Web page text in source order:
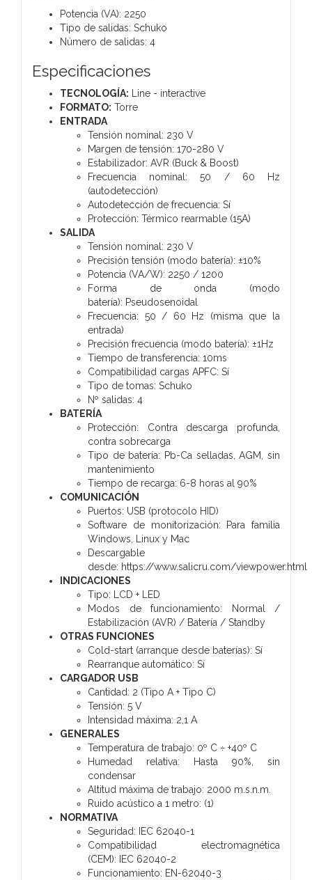
Potencia (VA): 2250
Tipo de salidas: Schuko
Número de salidas: 4
Especificaciones
TECNOLOGÍA:
Line - interactive
FORMATO: Torre
ENTRADA
Tensión nominal: 230 V
Margen de tensión: 170-280 V
Estabilizador: AVR (Buck & Boost)
Frecuencia nominal:50 / 60 Hz
(autodetección)
Autodetección de frecuencia: Sí
Protección: Térmico rearmable (15A)
SALIDA
Tensión nominal: 230 V
Precisión tensión (modo batería): ±10%
Potencia (VA/W): 2250 / 1200
Forma de onda (modo
batería): Pseudosenoidal
Frecuencia: 50 / 60 Hz (misma que la
entrada)
Precisión frecuencia (modo batería): ±1Hz
Tiempo de transferencia: 10ms
Compatibilidad cargas APFC: Sí
Tipo de tomas: Schuko
Nº salidas: 4
BATERÍA
Protección: Contra descarga profunda,
contra sobrecarga
Tipo de batería: Pb-Ca selladas, AGM, sin
mantenimiento
Tiempo de recarga: 6-8 horas al 90%
COMUNICACIÓN
Puertos: USB (protocolo HID)
Software de monitorización:
Para familia
Windows, Linux y Mac
Descargable
desde: https://www.salicru.com/viewpower.html
INDICACIONES
Tipo:
LCD + LED
Modos de funcionamiento:
Normal /
Estabilización (AVR) / Batería / Standby
OTRAS FUNCIONES
Cold-start (arranque desde baterías): Sí
Rearranque automático: Sí
CARGADOR USB
Cantidad: 2 (Tipo A + Tipo C)
Tensión: 5 V
Intensidad máxima: 2,1 A
GENERALES
Temperatura de trabajo: 0º C ÷ +40º C
Humedad relativa:
Hasta 90%, sin
condensar
Altitud máxima de trabajo: 2000 m.s.n.m.
Ruido acústico a 1 metro: (1)
NORMATIVA
Seguridad:
IEC 62040-1
Compatibilidad electromagnética
(CEM):
IEC 62040-2
Funcionamiento: EN-62040-3